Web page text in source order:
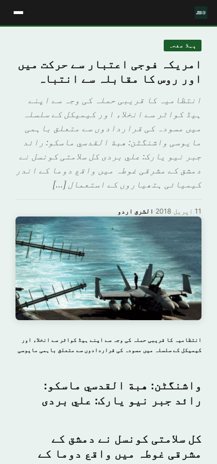
پہلا صفحہ
امریکہ فوجی اعتبار سے حرکت میں
اور روس کا مقابلہ سے انتباہ
انتظامیہ کا قریبی حملہ کی وجہ سے اپنے
ہیڈ کواٹر سے انخلاء اور کیمیکل کے سلسلہ
میں مسودہ کی قراردادوں سے متعلق باہمی
مایوسی واشنگٹن: هبة القدسي ماسکو: رائد
جبر نیو یارک: علي بردى کل سلامتی کونسل نے
دمشق کے مشرقی غوطہ میں واقع دوما کے اندر
کیمیائی ہتھیاروں کے استعمال […]
الشرق اردو · 11 اپریل 2018
انتظامیہ کا قریبی حملہ کی وجہ سے اپنے ہیڈ کواٹر سے انخلاء اور
کیمیکل کے سلسلہ میں مسودہ کی قراردادوں سے متعلق باہمی مایوسی
واشنگٹن: هبة القدسي ماسکو:
رائد جبر نیو یارک: علي بردى
کل سلامتی کونسل نے دمشق کے
مشرقی غوطہ میں واقع دوما کے